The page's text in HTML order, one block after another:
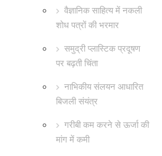
वैज्ञानिक साहित्य में नकली
शोध पत्रों की भरमार
समुद्री प्लास्टिक प्रदूषण
पर बढ़ती चिंता
नाभिकीय संलयन आधारित
बिजली संयंत्र
गरीबी कम करने से ऊर्जा की
मांग में कमी